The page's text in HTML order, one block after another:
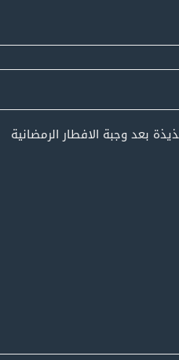
بعد وجبة الافطار الرمضانية